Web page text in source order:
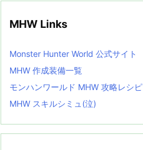
MHW Links
Monster Hunter World 公式サイト
MHW 作成装備一覧
モンハンワールド MHW 攻略レシピ
MHW スキルシミュ(泣)